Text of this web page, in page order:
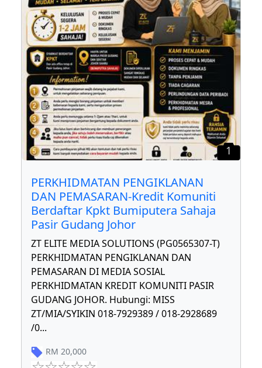
1
PERKHIDMATAN PENGIKLANAN
DAN PEMASARAN-Kredit Komuniti
Berdaftar Kpkt Bumiputera Sahaja
Pasir Gudang Johor
ZT ELITE MEDIA SOLUTIONS (PG0565307-T)
PERKHIDMATAN PENGIKLANAN DAN
PEMASARAN DI MEDIA SOSIAL
PERKHIDMATAN KREDIT KOMUNITI PASIR
GUDANG JOHOR. Hubungi: MISS
ZT/MIA/SYIKIN 018-7929389 / 018-2928689
/0...
RM 20,000